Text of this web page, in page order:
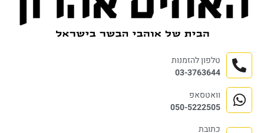
טלפון להזמנות
03-3763644
וואטסאפ
050-5222505
כתובת